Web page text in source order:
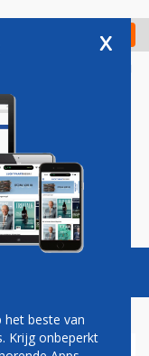
Check in
Vacatures
x
het beste van
Krijg onbeperkt